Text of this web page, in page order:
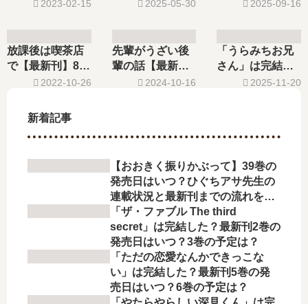
2023-02-15
定は？
2025-05-30
定は？
2025-09-16
放課後は喫茶店
で【最新刊】8巻
の発売日予想、
2022-10-26
先輩がうざい後
輩の話【最新
刊】13巻の発売
2024-10-16
「うらみちお兄
さん」は完結し
た？最新刊12巻
2025-11-20
新着記事
【おおきく振りかぶって】39巻の
発売日はいつ？ひぐちアサ先生の
連載状況と最新刊までの流れを徹
底解説
「ザ・ファブル The third
secret」は完結した？最新刊2巻の
発売日はいつ？3巻の予定は？
「ただの恋愛なんかできっこな
い」は完結した？最新刊5巻の発
売日はいつ？6巻の予定は？